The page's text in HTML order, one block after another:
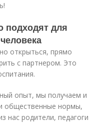
подходят для
открыться, прямо
с партнером. Это
опыт, мы получаем и
общественные нормы,
нас родители, педагоги